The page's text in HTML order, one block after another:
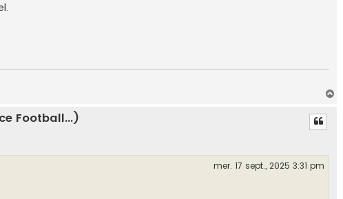
Football...)
mer. 17 sept., 2025 3:31 pm